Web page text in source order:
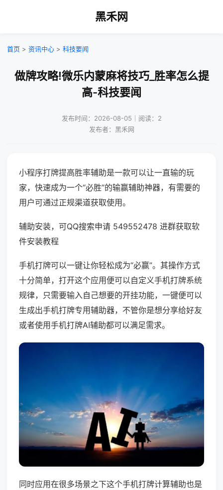
黑禾网
首页 > 资讯中心 > 科技要闻
做牌攻略!微乐内蒙麻将技巧_胜率怎么提
高-科技要闻
发布时间：2026-08-05｜阅读：2
发布者：黑禾网
小程序打牌提高胜率辅助是一款可以让一直输的玩
家，快速成为一个“必胜”的输赢辅助神器，有需要的
用户可通过正规渠道获取使用。
辅助安装，可QQ搜索申请 549552478 进群获取软
件安装教程
手机打牌可以一键让你轻松成为“必赢”。其操作方式
十分简单，打开这个应用便可以自定义手机打牌系统
规律，只需要输入自己想要的开挂功能，一键便可以
生成出手机打牌专用辅助器，不管你是想分享给好友
或者使用手机打牌AI辅助都可以满足需求。
同时应用在很多场景之下这个手机打牌计算辅助也是